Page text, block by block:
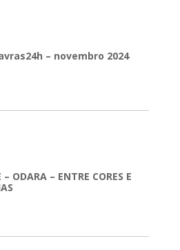
– novembro 2024
– ODARA – ENTRE CORES E